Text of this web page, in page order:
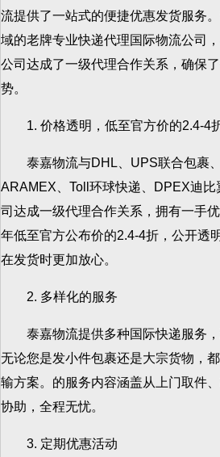
流提供了一站式的便捷优惠发货服务
域的老牌专业快递代理国际物流公司
公司达成了一级代理合作关系，确保
势。
1. 价格透明，低至官方价的2.4-4
泰嘉物流与DHL、UPS联合包裹、
ARAMEX、Toll环球快递、DPEX迪
司达成一级代理合作关系，拥有一手
年低至官方公布价的2.4-4折，公开透
在发货时更加放心。
2. 多样化的服务
泰嘉物流提供多种国际快递服务，
无论您是发小件包裹还是大宗货物，
输方案。的服务内容涵盖从上门取件
协助，全程无忧。
3. 定期优惠活动